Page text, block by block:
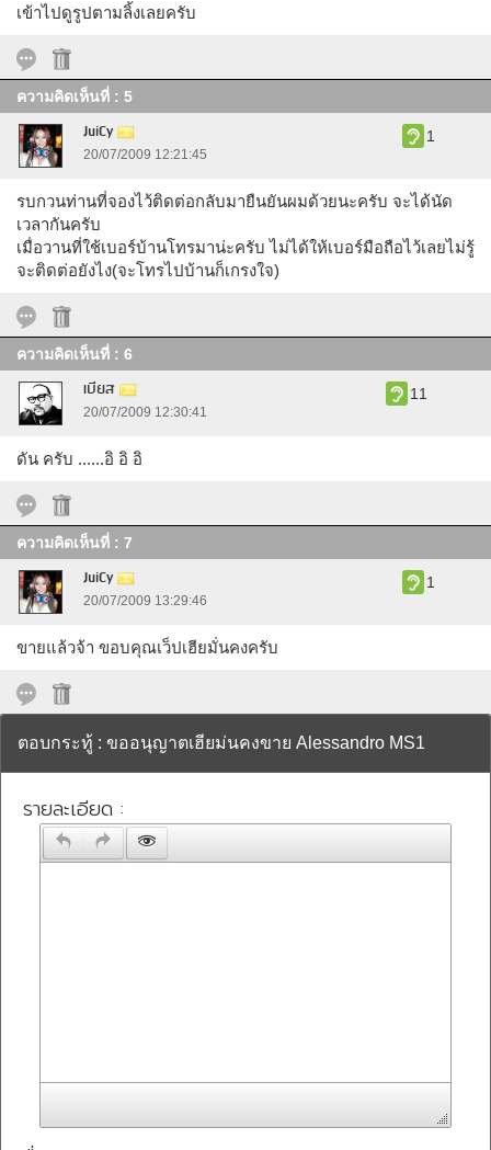
เข้าไปดูรูปตามลิ้งเลยครับ
ความคิดเห็นที่ : 5
JuiCy
20/07/2009 12:21:45
1
รบกวนท่านที่จองไว้ติดต่อกลับมายืนยันผมด้วยนะครับ จะได้นัด
เวลากันครับ
เมื่อวานที่ใช้เบอร์บ้านโทรมาน่ะครับ ไม่ได้ให้เบอร์มือถือไว้เลยไม่รู้
จะติดต่อยังไง(จะโทรไปบ้านก็เกรงใจ)
ความคิดเห็นที่ : 6
เบียส
20/07/2009 12:30:41
11
ดัน ครับ ......อิ อิ อิ
ความคิดเห็นที่ : 7
JuiCy
20/07/2009 13:29:46
1
ขายแล้วจ้า ขอบคุณเว็ปเฮียมั่นคงครับ
ตอบกระทู้ : ขออนุญาตเฮียม่นคงขาย Alessandro MS1
รายละเอียด :